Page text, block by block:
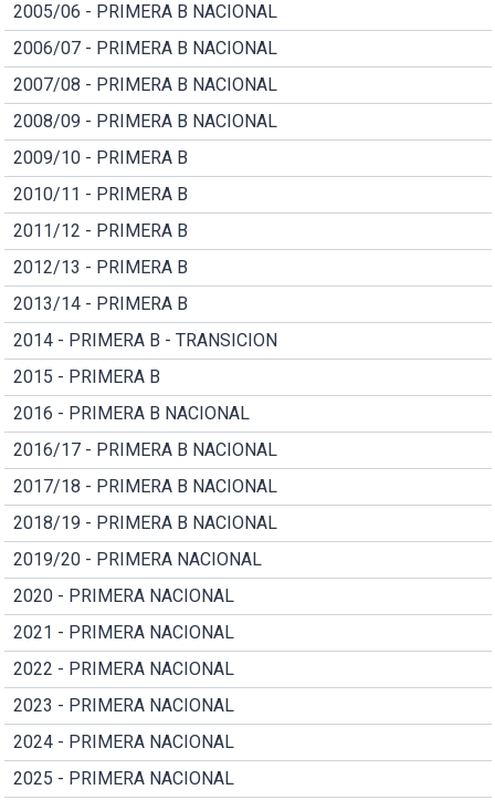
2005/06 - PRIMERA B NACIONAL
2006/07 - PRIMERA B NACIONAL
2007/08 - PRIMERA B NACIONAL
2008/09 - PRIMERA B NACIONAL
2009/10 - PRIMERA B
2010/11 - PRIMERA B
2011/12 - PRIMERA B
2012/13 - PRIMERA B
2013/14 - PRIMERA B
2014 - PRIMERA B - TRANSICION
2015 - PRIMERA B
2016 - PRIMERA B NACIONAL
2016/17 - PRIMERA B NACIONAL
2017/18 - PRIMERA B NACIONAL
2018/19 - PRIMERA B NACIONAL
2019/20 - PRIMERA NACIONAL
2020 - PRIMERA NACIONAL
2021 - PRIMERA NACIONAL
2022 - PRIMERA NACIONAL
2023 - PRIMERA NACIONAL
2024 - PRIMERA NACIONAL
2025 - PRIMERA NACIONAL